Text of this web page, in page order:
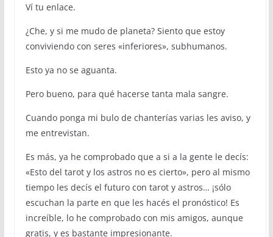
Ví tu enlace.
¿Che, y si me mudo de planeta? Siento que estoy
conviviendo con seres «inferiores», subhumanos.
Esto ya no se aguanta.
Pero bueno, para qué hacerse tanta mala sangre.
Cuando ponga mi bulo de chanterías varias les aviso, y
me entrevistan.
Es más, ya he comprobado que a si a la gente le decís:
«Esto del tarot y los astros no es cierto», pero al mismo
tiempo les decís el futuro con tarot y astros… ¡sólo
escuchan la parte en que les hacés el pronóstico! Es
increíble, lo he comprobado con mis amigos, aunque
gratis, y es bastante impresionante.